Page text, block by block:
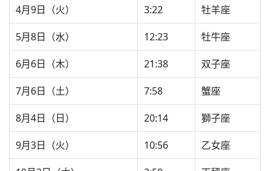
4月9日（火） 3:22 牡羊座
5月8日（水） 12:23 牡牛座
6月6日（木） 21:38 双子座
7月6日（土） 7:58 蟹座
8月4日（日） 20:14 獅子座
9月3日（火） 10:56 乙女座